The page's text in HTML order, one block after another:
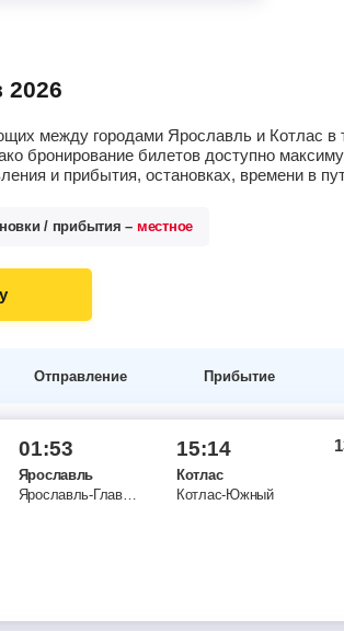
2026
между городами Ярославль и Котлас
бронирование билетов доступно
и прибытия, остановках, времени в
/ прибытия – местное
Отправление Прибытие
01:53
Ярославль
Ярославль-Главный
15:14
Котлас
Котлас-Южный